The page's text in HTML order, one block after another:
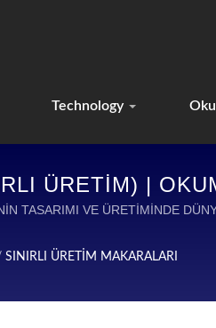
Technology
ÜRETİM) |
GÜVENILIR
TASARIMI VE ÜRETİMİNDE
SINIRLI ÜRETİM MAKARALARI